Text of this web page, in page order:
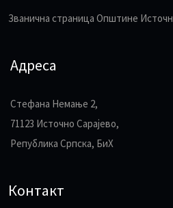
Званична страница Општине
Адреса
Стефана Немање 2,
71123 Источно Сарајево,
Република Српска, БиХ
Контакт